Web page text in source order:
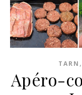
TARN ,
Apéro-